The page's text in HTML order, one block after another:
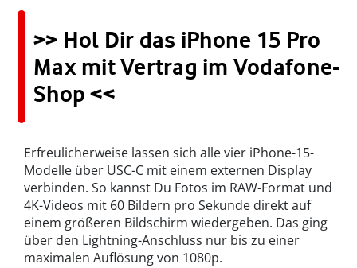
>> Hol Dir das iPhone 15 Pro
Max mit Vertrag im Vodafone-
Shop <<
Erfreulicherweise lassen sich alle vier iPhone-15-
Modelle über USC-C mit einem externen Display
verbinden. So kannst Du Fotos im RAW-Format und
4K-Videos mit 60 Bildern pro Sekunde direkt auf
einem größeren Bildschirm wiedergeben. Das ging
über den Lightning-Anschluss nur bis zu einer
maximalen Auflösung von 1080p.